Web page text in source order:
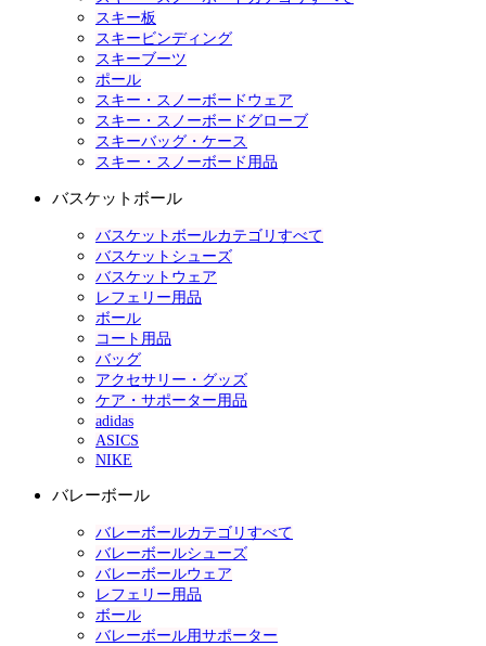
スキー板
スキービンディング
スキーブーツ
ポール
スキー・スノーボードウェア
スキー・スノーボードグローブ
スキーバッグ・ケース
スキー・スノーボード用品
バスケットボール
バスケットボールカテゴリすべて
バスケットシューズ
バスケットウェア
レフェリー用品
ボール
コート用品
バッグ
アクセサリー・グッズ
ケア・サポーター用品
adidas
ASICS
NIKE
バレーボール
バレーボールカテゴリすべて
バレーボールシューズ
バレーボールウェア
レフェリー用品
ボール
バレーボール用サポーター